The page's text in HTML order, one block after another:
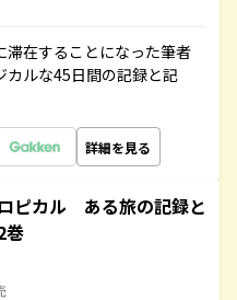
滞在することになった筆者
カルな45日間の記録と記
詳細を見る
ピカル ある旅の記録と